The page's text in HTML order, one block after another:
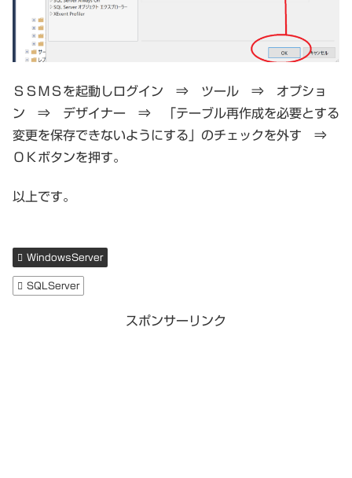
ＳＳＭＳを起動しログイン ⇒ ツール ⇒ オプショ
ン ⇒ デザイナー ⇒ 「テーブル再作成を必要とする
変更を保存できないようにする」のチェックを外す ⇒
ＯＫボタンを押す。
以上です。
WindowsServer
SQLServer
スポンサーリンク